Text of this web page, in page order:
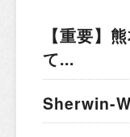
【重要】
て...
Sherwin-